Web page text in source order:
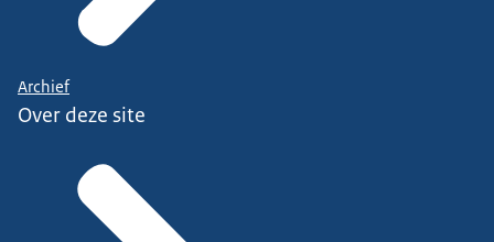
Archief
Over deze site